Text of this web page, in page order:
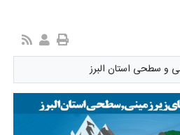
و سطحی استان البرز